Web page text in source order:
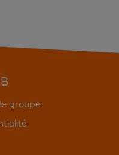
groupe